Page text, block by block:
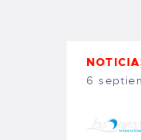
PEDIDOS
6